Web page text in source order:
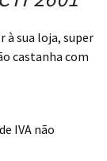
à sua loja, super
castanha com
IVA não